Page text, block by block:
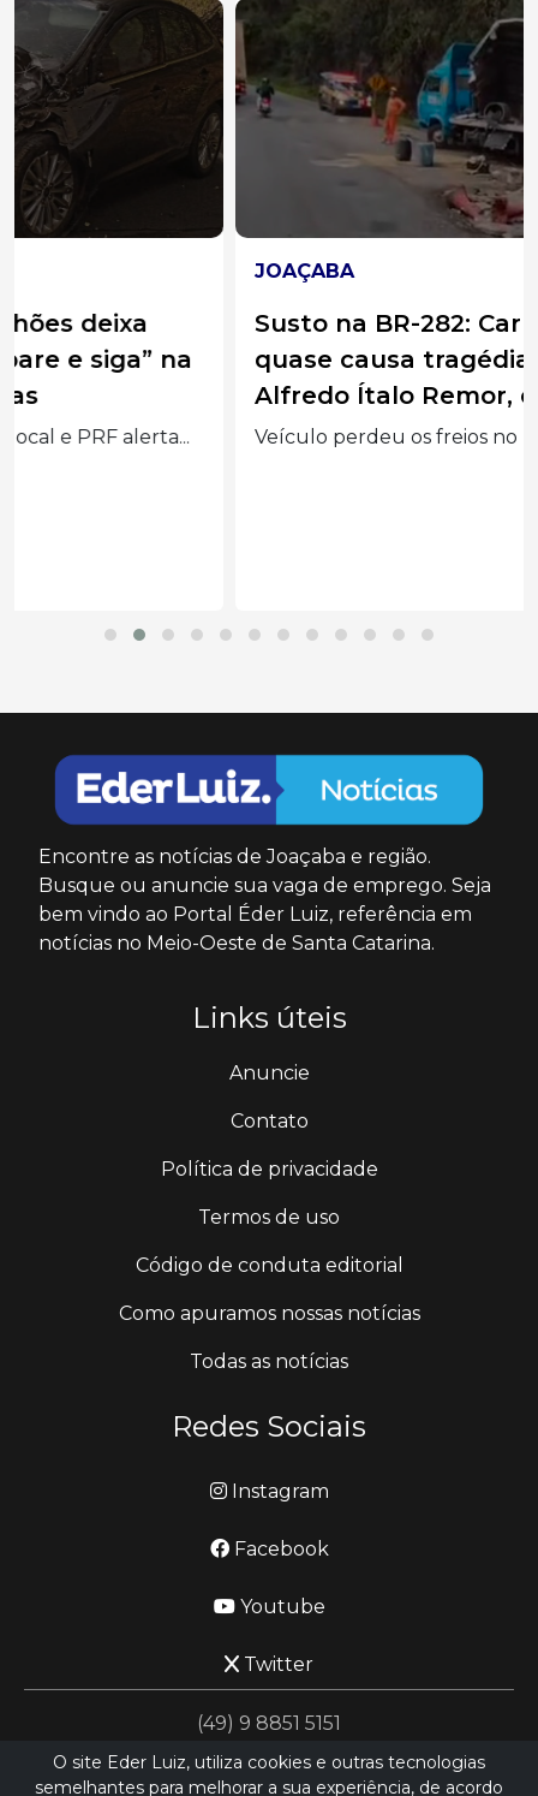
Susto na BR-282: Carreta sem freios
quase causa tragédia na ponte
Alfredo Ítalo Remor, em Joaçaba
Veículo perdeu os freios no pare e siga da...
Encontre as notícias de Joaçaba e região.
Busque ou anuncie sua vaga de emprego. Seja
bem vindo ao Portal Éder Luiz, referência em
notícias no Meio-Oeste de Santa Catarina.
Links úteis
Anuncie
Contato
Política de privacidade
Termos de uso
Código de conduta editorial
Como apuramos nossas notícias
Todas as notícias
Redes Sociais
Instagram
Facebook
Youtube
Twitter
(49) 9 8851 5151
jornalismo@ederluiz.com.vc
O site Eder Luiz, utiliza cookies e outras tecnologias
semelhantes para melhorar a sua experiência, de acordo